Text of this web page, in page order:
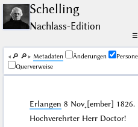
Schelling
Nachlass-Edition
☰
🔎︎ 🔎︎ Me­ta­da­ten Änderungen
Querverweise
Erlangen 8 Nov˖[ember] 1826.
Hochverehrter Herr Doctor!